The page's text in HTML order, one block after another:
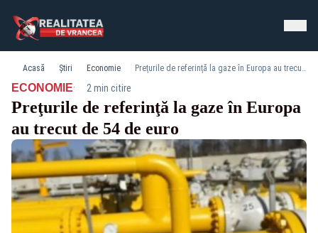
Acasă Știri Economie Preţurile de referinţă la gaze în Europa au trecut de 54 de euro
ECONOMIE· 2 min citire
Preţurile de referinţă la gaze în Europa
au trecut de 54 de euro